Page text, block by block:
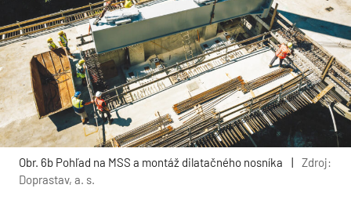
Obr. 6b Pohľad na MSS a montáž dilatačného nosníka |
Zdroj:
Doprastav, a. s.